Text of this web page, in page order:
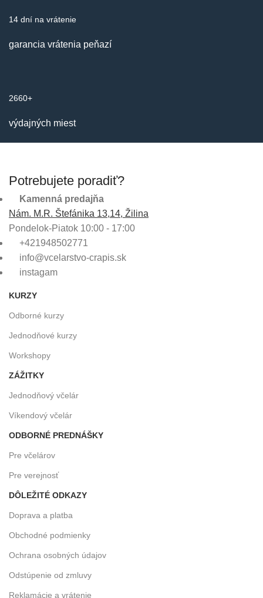
14 dní na vrátenie
garancia vrátenia peňazí
2660+
výdajných miest
Potrebujete poradiť?
Kamenná predajňa
Nám. M.R. Štefánika 13,14, Žilina
Pondelok-Piatok 10:00 - 17:00
+421948502771
info@vcelarstvo-crapis.sk
instagam
KURZY
Odborné kurzy
Jednodňové kurzy
Workshopy
ZÁŽITKY
Jednodňový včelár
Víkendový včelár
ODBORNÉ PREDNÁŠKY
Pre včelárov
Pre verejnosť
DÔLEŽITÉ ODKAZY
Doprava a platba
Obchodné podmienky
Ochrana osobných údajov
Odstúpenie od zmluvy
Reklamácie a vrátenie